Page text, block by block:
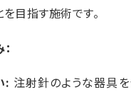
を目指す施術です。
: 注射針のような器具